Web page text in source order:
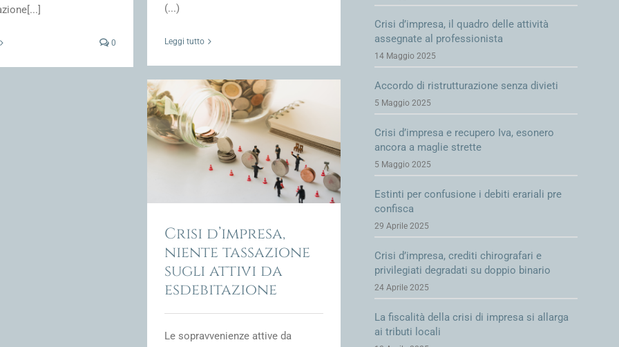
0
(...)
Leggi tutto
Crisi d’impresa,
niente tassazione
sugli attivi da
esdebitazione
Le sopravvenienze attive da
Crisi d’impresa, il quadro delle attività
assegnate al professionista
14 Maggio 2025
Accordo di ristrutturazione senza divieti
5 Maggio 2025
Crisi d’impresa e recupero Iva, esonero
ancora a maglie strette
5 Maggio 2025
Estinti per confusione i debiti erariali pre
confisca
29 Aprile 2025
Crisi d’impresa, crediti chirografari e
privilegiati degradati su doppio binario
24 Aprile 2025
La fiscalità della crisi di impresa si allarga
ai tributi locali